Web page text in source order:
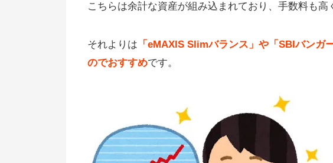
こちらは余計な資産が組み込まれており、手数料も高
それよりは 「eMAXIS Slimバランス」や「SBIバン
のでおすすめです。